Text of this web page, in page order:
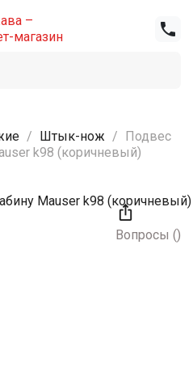

Штык-нож
Подвес
k98 (коричневый)

Вопросы ()